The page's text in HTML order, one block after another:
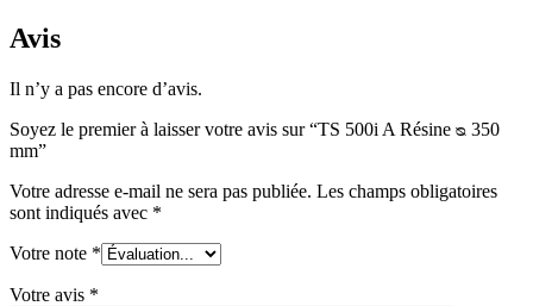
Avis
Il n’y a pas encore d’avis.
Soyez le premier à laisser votre avis sur “TS 500i A Résine ᴓ 350
mm”
Votre adresse e-mail ne sera pas publiée. Les champs obligatoires
sont indiqués avec *
Votre note *
Votre avis *